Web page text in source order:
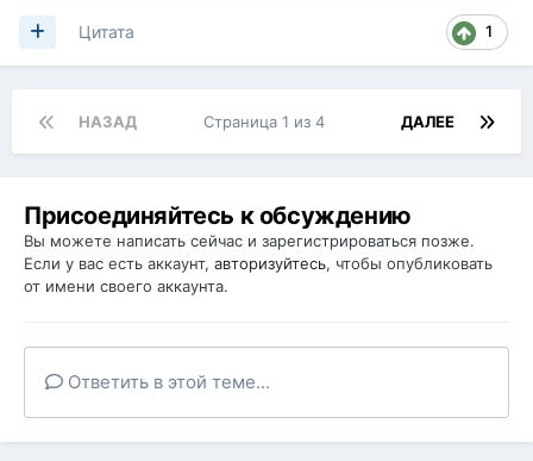
1
Цитата
НАЗАД ДАЛЕЕ
Страница 1 из 4
Присоединяйтесь к обсуждению
Вы можете написать сейчас и зарегистрироваться позже.
Если у вас есть аккаунт, авторизуйтесь, чтобы опубликовать
от имени своего аккаунта.
Ответить в этой теме...